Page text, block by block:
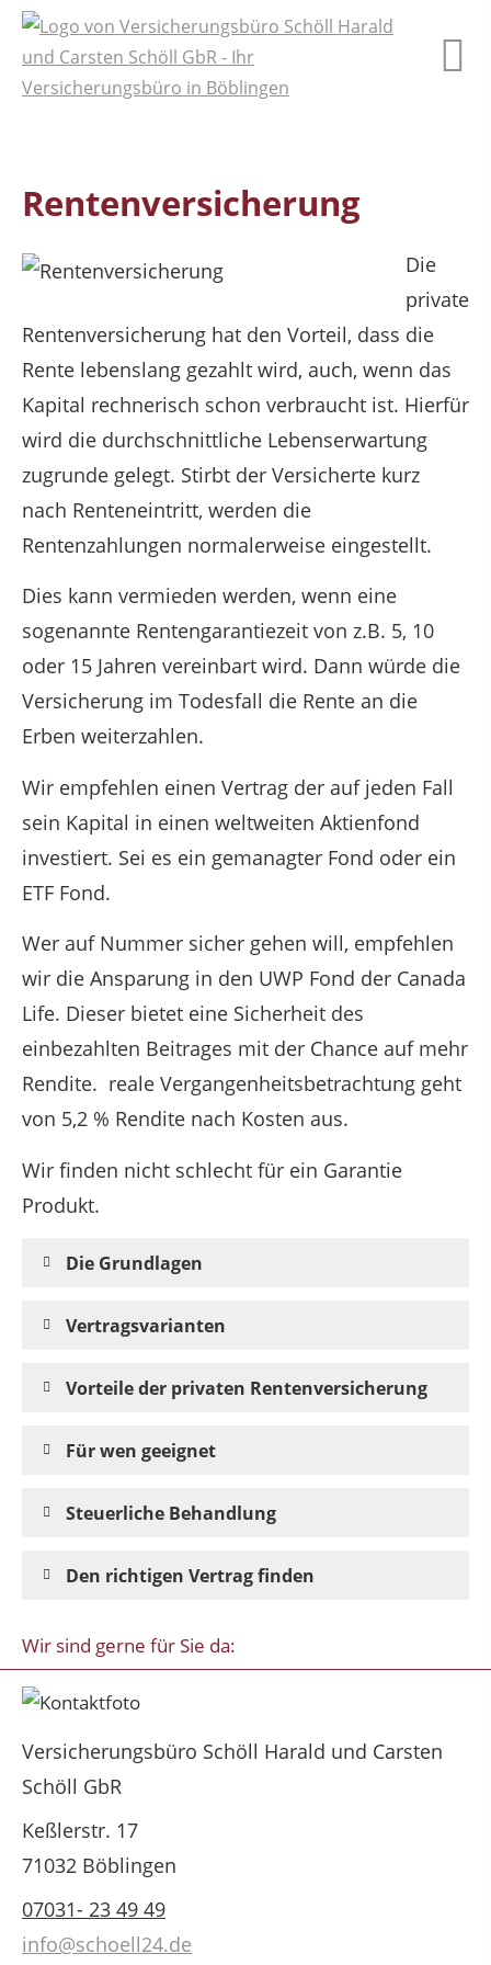
Rentenversicherung
Die
private
Rentenversicherung hat den Vorteil, dass die
Rente lebenslang gezahlt wird, auch, wenn das
Kapital rechnerisch schon verbraucht ist. Hierfür
wird die durchschnittliche Lebenserwartung
zugrunde gelegt. Stirbt der Versicherte kurz
nach Renteneintritt, werden die
Rentenzahlungen normalerweise eingestellt.
Dies kann vermieden werden, wenn eine
sogenannte Rentengarantiezeit von z.B. 5, 10
oder 15 Jahren vereinbart wird. Dann würde die
Versicherung im Todesfall die Rente an die
Erben weiterzahlen.
Wir empfehlen einen Vertrag der auf jeden Fall
sein Kapital in einen weltweiten Aktienfond
investiert. Sei es ein gemanagter Fond oder ein
ETF Fond.
Wer auf Nummer sicher gehen will, empfehlen
wir die Ansparung in den UWP Fond der Canada
Life. Dieser bietet eine Sicherheit des
einbezahlten Beitrages mit der Chance auf mehr
Rendite. reale Vergangenheitsbetrachtung geht
von 5,2 % Rendite nach Kosten aus.
Wir finden nicht schlecht für ein Garantie
Produkt.
Die Grundlagen
Vertragsvarianten
Vorteile der privaten Rentenversicherung
Für wen geeignet
Steuerliche Behandlung
Den richtigen Vertrag finden
Wir sind gerne für Sie da:
Versicherungsbüro Schöll Harald und Carsten
Schöll GbR
Keßlerstr. 17
71032 Böblingen
07031- 23 49 49
info@schoell24.de